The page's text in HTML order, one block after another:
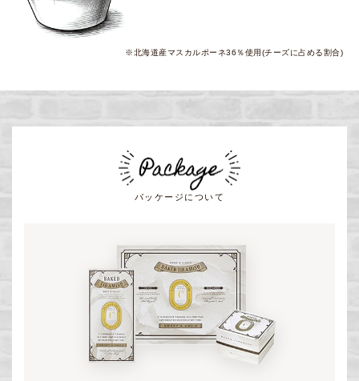
※北海道産マスカルポーネ36％使用(チーズに占める割合)
パッケージについて